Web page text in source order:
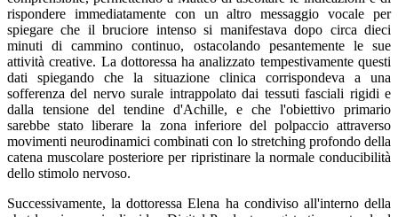
rispondere immediatamente con un altro messaggio vocale per
spiegare che il bruciore intenso si manifestava dopo circa dieci
minuti di cammino continuo, ostacolando pesantemente le sue
attività creative. La dottoressa ha analizzato tempestivamente questi
dati spiegando che la situazione clinica corrispondeva a una
sofferenza del nervo surale intrappolato dai tessuti fasciali rigidi e
dalla tensione del tendine d'Achille, e che l'obiettivo primario
sarebbe stato liberare la zona inferiore del polpaccio attraverso
movimenti neurodinamici combinati con lo stretching profondo della
catena muscolare posteriore per ripristinare la normale conducibilità
dello stimolo nervoso.
Successivamente, la dottoressa Elena ha condiviso all'interno della